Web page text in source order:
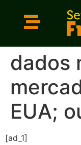
dados
EUA;
[ad_1]